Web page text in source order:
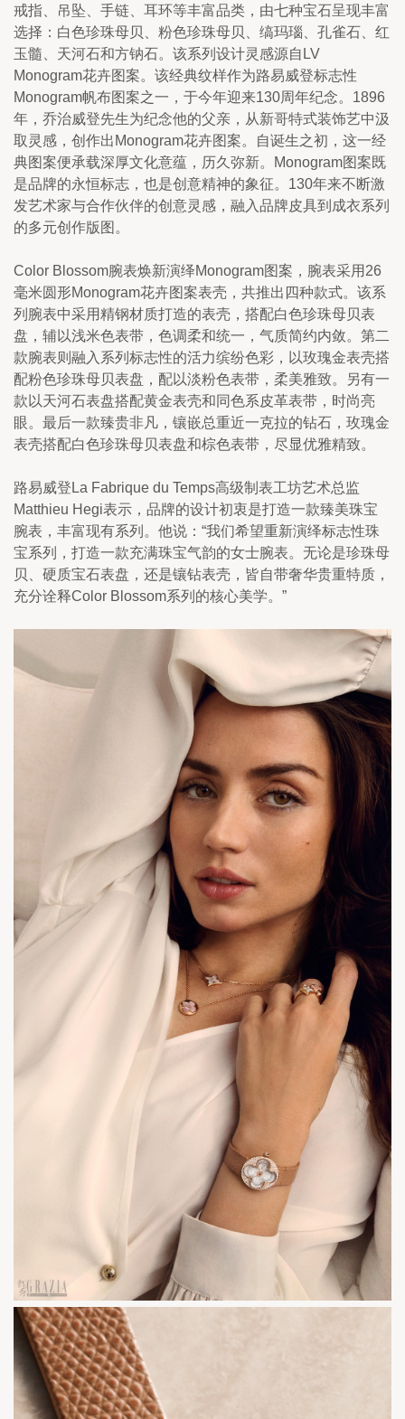
戒指、吊坠、手链、耳环等丰富品类，由七种宝石呈现丰富
选择：白色珍珠母贝、粉色珍珠母贝、缟玛瑙、孔雀石、红
玉髓、天河石和方钠石。该系列设计灵感源自LV
Monogram花卉图案。该经典纹样作为路易威登标志性
Monogram帆布图案之一，于今年迎来130周年纪念。1896
年，乔治威登先生为纪念他的父亲，从新哥特式装饰艺中汲
取灵感，创作出Monogram花卉图案。自诞生之初，这一经
典图案便承载深厚文化意蕴，历久弥新。Monogram图案既
是品牌的永恒标志，也是创意精神的象征。130年来不断激
发艺术家与合作伙伴的创意灵感，融入品牌皮具到成衣系列
的多元创作版图。
Color Blossom腕表焕新演绎Monogram图案，腕表采用26
毫米圆形Monogram花卉图案表壳，共推出四种款式。该系
列腕表中采用精钢材质打造的表壳，搭配白色珍珠母贝表
盘，辅以浅米色表带，色调柔和统一，气质简约内敛。第二
款腕表则融入系列标志性的活力缤纷色彩，以玫瑰金表壳搭
配粉色珍珠母贝表盘，配以淡粉色表带，柔美雅致。另有一
款以天河石表盘搭配黄金表壳和同色系皮革表带，时尚亮
眼。最后一款臻贵非凡，镶嵌总重近一克拉的钻石，玫瑰金
表壳搭配白色珍珠母贝表盘和棕色表带，尽显优雅精致。
路易威登La Fabrique du Temps高级制表工坊艺术总监
Matthieu Hegi表示，品牌的设计初衷是打造一款臻美珠宝
腕表，丰富现有系列。他说：“我们希望重新演绎标志性珠
宝系列，打造一款充满珠宝气韵的女士腕表。无论是珍珠母
贝、硬质宝石表盘，还是镶钻表壳，皆自带奢华贵重特质，
充分诠释Color Blossom系列的核心美学。”